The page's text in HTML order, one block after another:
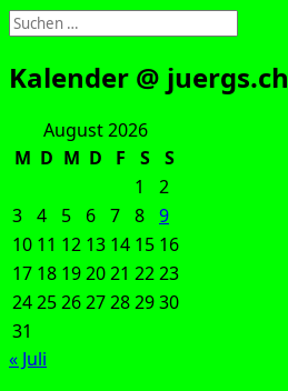
Suchen
nach:
Kalender @ juergs.ch
August 2026
M D M D F S
S
1
2
3 4 5 6 7 8 9
10 11 12 13 14 15 16
17 18 192021 2223
24252627282930
31
« Juli